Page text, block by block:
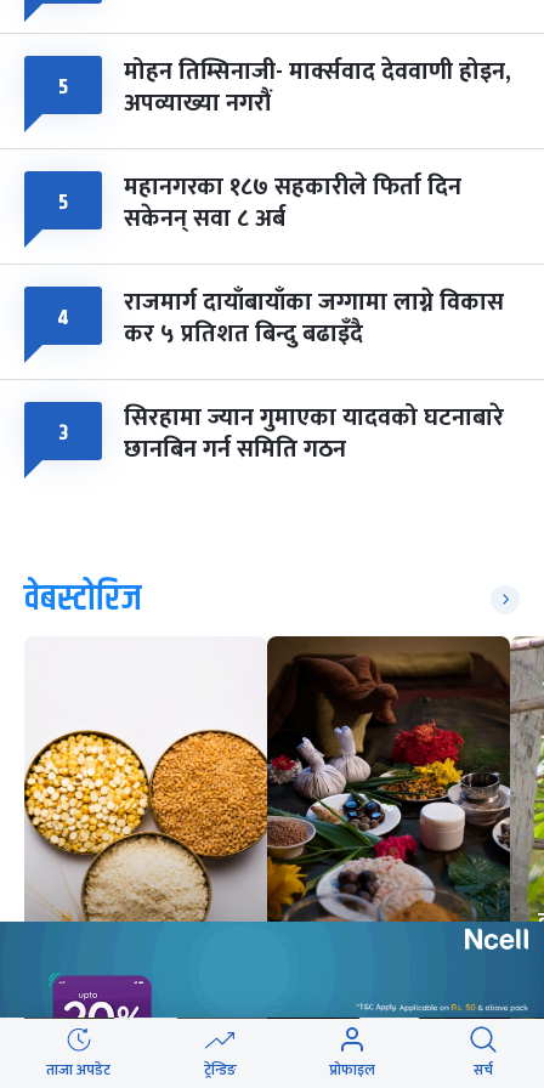
५ मोहन तिम्सिनाजी- मार्क्सवाद देववाणी होइन,
अपव्याख्या नगरौं
५ महानगरका १८७ सहकारीले फिर्ता दिन
सकेनन् सवा ८ अर्ब
४ राजमार्ग दायाँबायाँका जग्गामा लाग्ने विकास
कर ५ प्रतिशत बिन्दु बढाइँदै
३ सिरहामा ज्यान गुमाएका यादवको घटनाबारे
छानबिन गर्न समिति गठन
वेबस्टोरिज
उत्तम मानिन्छ ?
ताजा अपडेट ट्रेन्डिङ प्रोफाइल सर्च